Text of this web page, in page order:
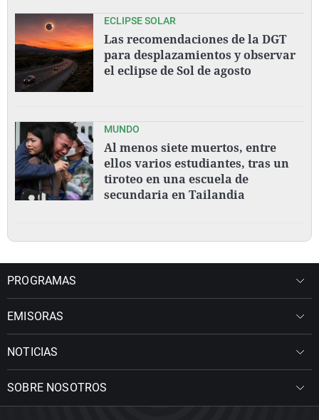
ECLIPSE SOLAR
Las recomendaciones de la DGT
para desplazamientos y observar
el eclipse de Sol de agosto
MUNDO
Al menos siete muertos, entre
ellos varios estudiantes, tras un
tiroteo en una escuela de
secundaria en Tailandia
PROGRAMAS
EMISORAS
NOTICIAS
SOBRE NOSOTROS